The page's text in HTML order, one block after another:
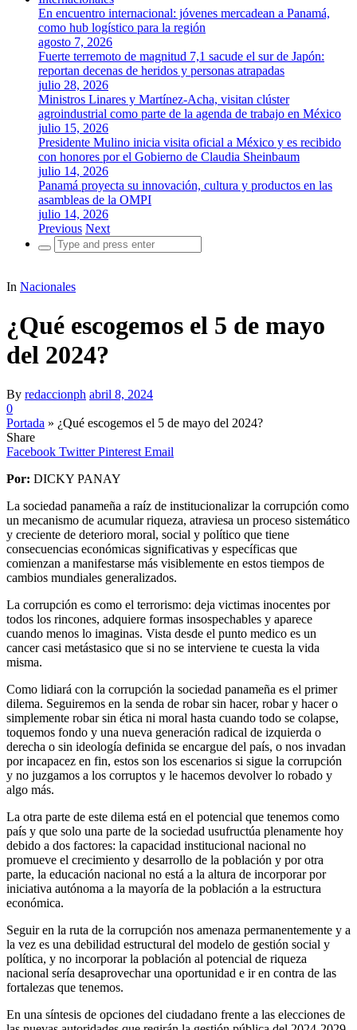
En encuentro internacional: jóvenes mercadean a Panamá,
como hub logístico para la región
agosto 7, 2026
Fuerte terremoto de magnitud 7,1 sacude el sur de Japón:
reportan decenas de heridos y personas atrapadas
julio 28, 2026
Ministros Linares y Martínez-Acha, visitan clúster
agroindustrial como parte de la agenda de trabajo en México
julio 15, 2026
Presidente Mulino inicia visita oficial a México y es recibido
con honores por el Gobierno de Claudia Sheinbaum
julio 14, 2026
Panamá proyecta su innovación, cultura y productos en las
asambleas de la OMPI
julio 14, 2026
Previous Next
Search
for:
In Nacionales
¿Qué escogemos el 5 de mayo
del 2024?
By redaccionph abril 8, 2024
0
Portada » ¿Qué escogemos el 5 de mayo del 2024?
Share
Facebook Twitter Pinterest Email
Por: DICKY PANAY
La sociedad panameña a raíz de institucionalizar la corrupción como
un mecanismo de acumular riqueza, atraviesa un proceso sistemático
y creciente de deterioro moral, social y político que tiene
consecuencias económicas significativas y específicas que
comienzan a manifestarse más visiblemente en estos tiempos de
cambios mundiales generalizados.
La corrupción es como el terrorismo: deja victimas inocentes por
todos los rincones, adquiere formas insospechables y aparece
cuando menos lo imaginas. Vista desde el punto medico es un
cancer casi metástasico que si no se interviene te cuesta la vida
misma.
Como lidiará con la corrupción la sociedad panameña es el primer
dilema. Seguiremos en la senda de robar sin hacer, robar y hacer o
simplemente robar sin ética ni moral hasta cuando todo se colapse,
toquemos fondo y una nueva generación radical de izquierda o
derecha o sin ideología definida se encargue del país, o nos invadan
por incapacez en fin, estos son los escenarios si sigue la corrupción
y no juzgamos a los corruptos y le hacemos devolver lo robado y
algo más.
La otra parte de este dilema está en el potencial que tenemos como
país y que solo una parte de la sociedad usufructúa plenamente hoy
debido a dos factores: la capacidad institucional nacional no
promueve el crecimiento y desarrollo de la población y por otra
parte, la educación nacional no está a la altura de incorporar por
iniciativa autónoma a la mayoría de la población a la estructura
económica.
Seguir en la ruta de la corrupción nos amenaza permanentemente y a
la vez es una debilidad estructural del modelo de gestión social y
política, y no incorporar la población al potencial de riqueza
nacional sería desaprovechar una oportunidad e ir en contra de las
fortalezas que tenemos.
En una síntesis de opciones del ciudadano frente a las elecciones de